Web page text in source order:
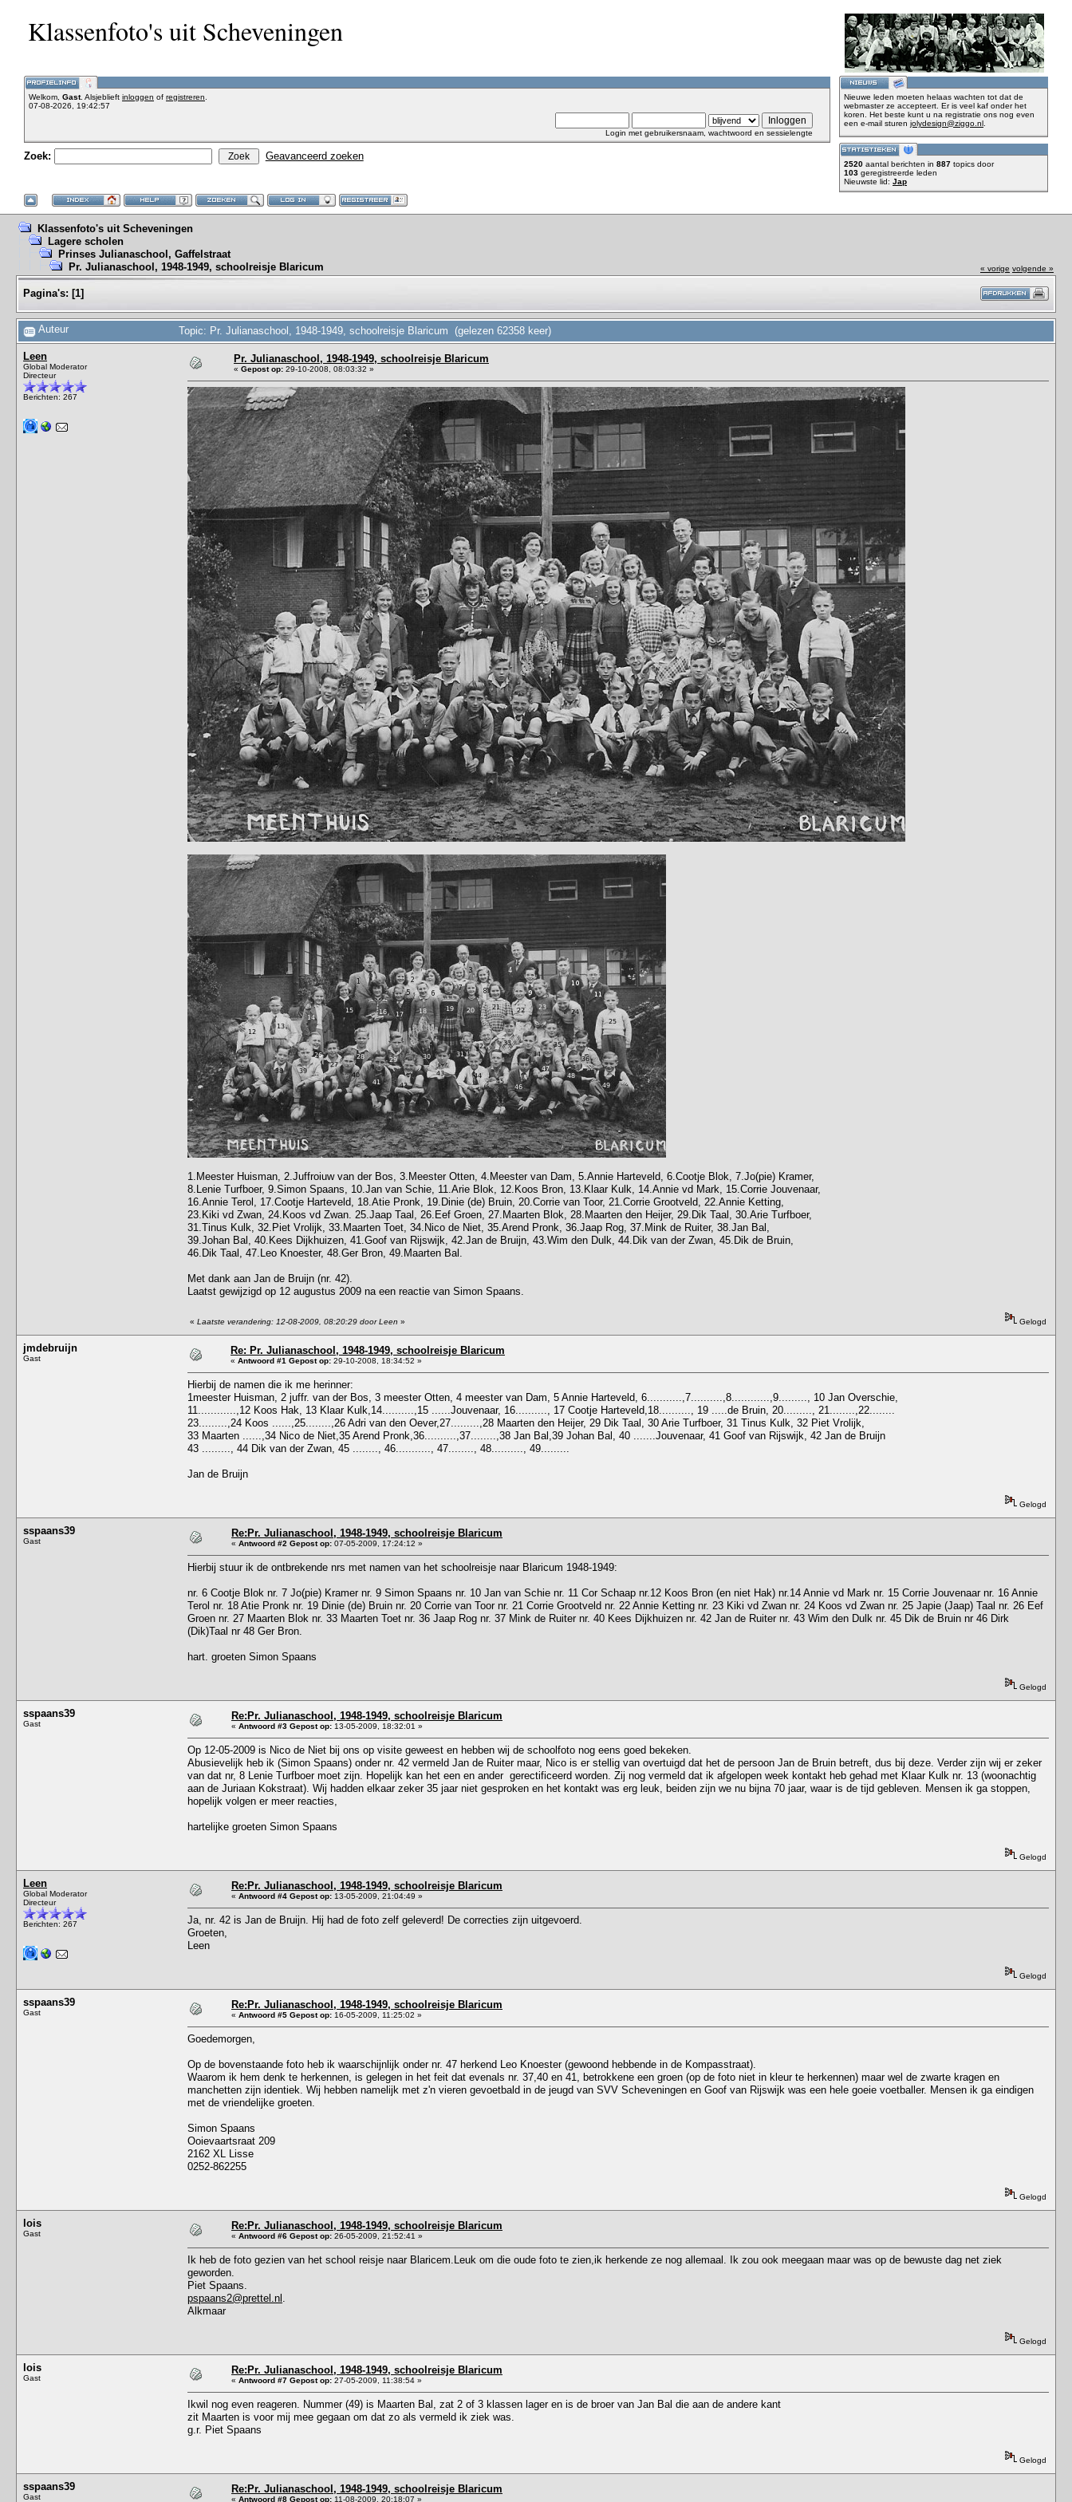
Klassenfoto's uit Scheveningen
Welkom, Gast. Alsjeblieft inloggen of registreren
07-08-2026, 19:42:57
Login met gebruikersnaam, wachtwoord en sessielengte
Zoek: Geavanceerd zoeken
Nieuwe leden moeten helaas wachten tot dat de
webmaster ze accepteert. Er is veel kaf onder het
koren. Het beste kunt u na registratie ons nog even
een e-mail sturen jolydesign@ziggo.nl
2520 aantal berichten in 887 topics door
103 geregistreerde leden
Nieuwste lid: Jap
Klassenfoto's uit Scheveningen
Lagere scholen
Prinses Julianaschool, Gaffelstraat
Pr. Julianaschool, 1948-1949, schoolreisje Blaricum
« vorige volgende »
Pagina's: [1]
Auteur Topic: Pr. Julianaschool, 1948-1949, schoolreisje Blaricum (gelezen 62358 keer)
Leen
Global Moderator
Directeur
Berichten: 267
Pr. Julianaschool, 1948-1949, schoolreisje Blaricum
« Gepost op: 29-10-2008, 08:03:32 »
1.Meester Huisman, 2.Juffroiuw van der Bos, 3.Meester Otten, 4.Meester van Dam, 5.Annie Harteveld, 6.Cootje Blok, 7.Jo(pie) Kramer,
8.Lenie Turfboer, 9.Simon Spaans, 10.Jan van Schie, 11.Arie Blok, 12.Koos Bron, 13.Klaar Kulk, 14.Annie vd Mark, 15.Corrie Jouvenaar,
16.Annie Terol, 17.Cootje Harteveld, 18.Atie Pronk, 19.Dinie (de) Bruin, 20.Corrie van Toor, 21.Corrie Grootveld, 22.Annie Ketting,
23.Kiki vd Zwan, 24.Koos vd Zwan. 25.Jaap Taal, 26.Eef Groen, 27.Maarten Blok, 28.Maarten den Heijer, 29.Dik Taal, 30.Arie Turfboer,
31.Tinus Kulk, 32.Piet Vrolijk, 33.Maarten Toet, 34.Nico de Niet, 35.Arend Pronk, 36.Jaap Rog, 37.Mink de Ruiter, 38.Jan Bal,
39.Johan Bal, 40.Kees Dijkhuizen, 41.Goof van Rijswijk, 42.Jan de Bruijn, 43.Wim den Dulk, 44.Dik van der Zwan, 45.Dik de Bruin,
46.Dik Taal, 47.Leo Knoester, 48.Ger Bron, 49.Maarten Bal.
Met dank aan Jan de Bruijn (nr. 42).
Laatst gewijzigd op 12 augustus 2009 na een reactie van Simon Spaans.
« Laatste verandering: 12-08-2009, 08:20:29 door Leen » Gelogd
jmdebruijn
Gast
Re: Pr. Julianaschool, 1948-1949, schoolreisje Blaricum
« Antwoord #1 Gepost op: 29-10-2008, 18:34:52 »
Hierbij de namen die ik me herinner:
1meester Huisman, 2 juffr. van der Bos, 3 meester Otten, 4 meester van Dam, 5 Annie Harteveld, 6...........,7..........,8............,9........., 10 Jan Overschie,
11............,12 Koos Hak, 13 Klaar Kulk,14..........,15 ......Jouvenaar, 16.........., 17 Cootje Harteveld,18.........., 19 .....de Bruin, 20........., 21........,22........
23.........,24 Koos ......,25........,26 Adri van den Oever,27.........,28 Maarten den Heijer, 29 Dik Taal, 30 Arie Turfboer, 31 Tinus Kulk, 32 Piet Vrolijk,
33 Maarten ......,34 Nico de Niet,35 Arend Pronk,36..........,37........,38 Jan Bal,39 Johan Bal, 40 .......Jouvenaar, 41 Goof van Rijswijk, 42 Jan de Bruijn
43 ........., 44 Dik van der Zwan, 45 ........, 46..........., 47........, 48.........., 49.........
Jan de Bruijn
Gelogd
sspaans39
Gast
Re:Pr. Julianaschool, 1948-1949, schoolreisje Blaricum
« Antwoord #2 Gepost op: 07-05-2009, 17:24:12 »
Hierbij stuur ik de ontbrekende nrs met namen van het schoolreisje naar Blaricum 1948-1949:
nr. 6 Cootje Blok nr. 7 Jo(pie) Kramer nr. 9 Simon Spaans nr. 10 Jan van Schie nr. 11 Cor Schaap nr.12 Koos Bron (en niet Hak) nr.14 Annie vd Mark nr. 15 Corrie Jouvenaar nr. 16 Annie
Terol nr. 18 Atie Pronk nr. 19 Dinie (de) Bruin nr. 20 Corrie van Toor nr. 21 Corrie Grootveld nr. 22 Annie Ketting nr. 23 Kiki vd Zwan nr. 24 Koos vd Zwan nr. 25 Japie (Jaap) Taal nr. 26 Eef
Groen nr. 27 Maarten Blok nr. 33 Maarten Toet nr. 36 Jaap Rog nr. 37 Mink de Ruiter nr. 40 Kees Dijkhuizen nr. 42 Jan de Ruiter nr. 43 Wim den Dulk nr. 45 Dik de Bruin nr 46 Dirk
(Dik)Taal nr 48 Ger Bron.
hart. groeten Simon Spaans
Gelogd
sspaans39
Gast
Re:Pr. Julianaschool, 1948-1949, schoolreisje Blaricum
« Antwoord #3 Gepost op: 13-05-2009, 18:32:01 »
Op 12-05-2009 is Nico de Niet bij ons op visite geweest en hebben wij de schoolfoto nog eens goed bekeken.
Abusievelijk heb ik (Simon Spaans) onder nr. 42 vermeld Jan de Ruiter maar, Nico is er stellig van overtuigd dat het de persoon Jan de Bruin betreft, dus bij deze. Verder zijn wij er zeker
van dat nr, 8 Lenie Turfboer moet zijn. Hopelijk kan het een en ander gerectificeerd worden. Zij nog vermeld dat ik afgelopen week kontakt heb gehad met Klaar Kulk nr. 13 (woonachtig
aan de Juriaan Kokstraat). Wij hadden elkaar zeker 35 jaar niet gesproken en het kontakt was erg leuk, beiden zijn we nu bijna 70 jaar, waar is de tijd gebleven. Mensen ik ga stoppen,
hopelijk volgen er meer reacties,
hartelijke groeten Simon Spaans
Gelogd
Leen
Global Moderator
Directeur
Berichten: 267
Re:Pr. Julianaschool, 1948-1949, schoolreisje Blaricum
« Antwoord #4 Gepost op: 13-05-2009, 21:04:49 »
Ja, nr. 42 is Jan de Bruijn. Hij had de foto zelf geleverd! De correcties zijn uitgevoerd.
Groeten,
Leen
Gelogd
sspaans39
Gast
Re:Pr. Julianaschool, 1948-1949, schoolreisje Blaricum
« Antwoord #5 Gepost op: 16-05-2009, 11:25:02 »
Goedemorgen,
Op de bovenstaande foto heb ik waarschijnlijk onder nr. 47 herkend Leo Knoester (gewoond hebbende in de Kompasstraat).
Waarom ik hem denk te herkennen, is gelegen in het feit dat evenals nr. 37,40 en 41, betrokkene een groen (op de foto niet in kleur te herkennen) maar wel de zwarte kragen en
manchetten zijn identiek. Wij hebben namelijk met z'n vieren gevoetbald in de jeugd van SVV Scheveningen en Goof van Rijswijk was een hele goeie voetballer. Mensen ik ga eindigen
met de vriendelijke groeten.
Simon Spaans
Ooievaartsraat 209
2162 XL Lisse
0252-862255
Gelogd
lois
Gast
Re:Pr. Julianaschool, 1948-1949, schoolreisje Blaricum
« Antwoord #6 Gepost op: 26-05-2009, 21:52:41 »
Ik heb de foto gezien van het school reisje naar Blaricem.Leuk om die oude foto te zien,ik herkende ze nog allemaal. Ik zou ook meegaan maar was op de bewuste dag net ziek
geworden.
Piet Spaans.
pspaans2@prettel.nl
Alkmaar
Gelogd
lois
Gast
Re:Pr. Julianaschool, 1948-1949, schoolreisje Blaricum
« Antwoord #7 Gepost op: 27-05-2009, 11:38:54 »
Ikwil nog even reageren. Nummer (49) is Maarten Bal, zat 2 of 3 klassen lager en is de broer van Jan Bal die aan de andere kant
zit Maarten is voor mij mee gegaan om dat zo als vermeld ik ziek was.
g.r. Piet Spaans
Gelogd
sspaans39
Gast
Re:Pr. Julianaschool, 1948-1949, schoolreisje Blaricum
« Antwoord #8 Gepost op: 11-08-2009, 20:18:07 »